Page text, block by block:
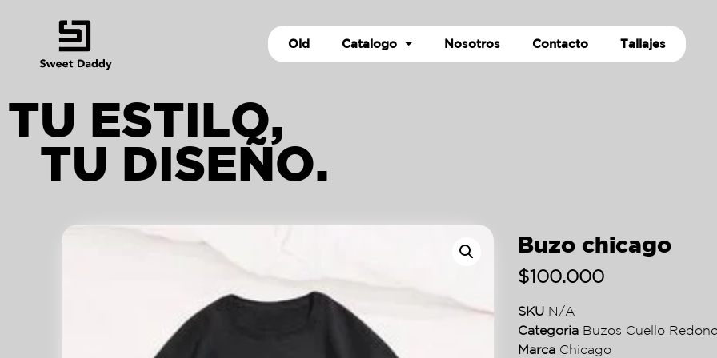
Old Catalogo Nosotros Contacto Tallajes
TU ESTILO,
TU DISEÑO.
Buzo chicago
$100.000
SKU N/A
Categoria Buzos Cuello
Marca Chicago